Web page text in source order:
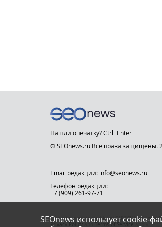
SEOnews использует cookie-
Нашли опечатку? Ctrl+Enter
© SEOnews.ru Все права защищены.
Email редакции: info@seonews.ru
Телефон редакции:
+7 (909) 261-97-71
This site is protected by reCAPTCHA and the
Privacy Policyand Terms of Serviceapply.